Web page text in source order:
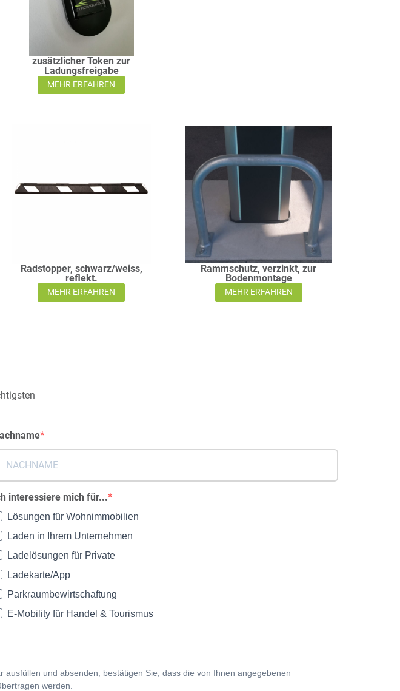
zusätzlicher Token zur
Ladungsfreigabe
MEHR ERFAHREN
Radstopper, schwarz/weiss,
reflekt.
MEHR ERFAHREN
Rammschutz, verzinkt, zur
Bodenmontage
MEHR ERFAHREN
interessiere mich für...
Lösungen für Wohnimmobilien
Laden in Ihrem Unternehmen
Ladelösungen für Private
Ladekarte/App
Parkraumbewirtschaftung
E-Mobility für Handel & Tourismus
und absenden, bestätigen Sie, dass die von Ihnen angegebenen
werden.